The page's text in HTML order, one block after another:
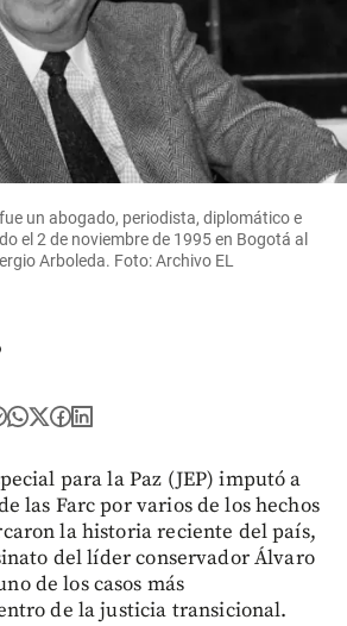
un abogado, periodista, diplomático e
el 2 de noviembre de 1995 en Bogotá al
Arboleda. Foto: Archivo EL
para la Paz (JEP) imputó a
las Farc por varios de los hechos
la historia reciente del país,
del líder conservador Álvaro
de los casos más
de la justicia transicional.